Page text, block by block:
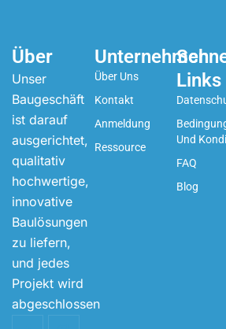
Über
Unser
Baugeschäft
ist darauf
ausgerichtet,
qualitativ
hochwertige,
innovative
Baulösungen
zu liefern,
und jedes
Projekt wird
abgeschlossen
Unternehmen
Über Uns
Kontakt
Anmeldung
Ressource
Links
Und
FAQ
Blog